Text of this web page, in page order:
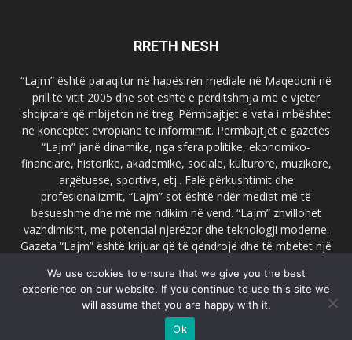
RRETH NESH
“Lajm” është paraqitur në hapësirën mediale në Maqedoni në
prill të vitit 2005 dhe sot është e përditshmja më e vjetër
shqiptare që mbijeton në treg. Përmbajtjet e veta i mbështet
në konceptet evropiane të informimit. Përmbajtjet e gazetës
“Lajm” janë dinamike, nga sfera politike, ekonomiko-
financiare, historike, akademike, sociale, kulturore, muzikore,
argëtuese, sportive, etj.. Falë përkushtimit dhe
profesionalizmit, “Lajm” sot është ndër mediat më të
besueshme dhe më me ndikim në vend. “Lajm” zhvillohet
vazhdimisht, me potencial njerëzor dhe teknologji moderne.
Gazeta “Lajm” është krijuar që të qëndrojë dhe të mbetet një
faqja zyrtare e gazetës “Lajm”, www.lajmpress.org është një
ndër portalet më të njohur në Maqedoni.
lajm.sk@gmail.com
We use cookies to ensure that we give you the best
experience on our website. If you continue to use this site we
will assume that you are happy with it.
Ok